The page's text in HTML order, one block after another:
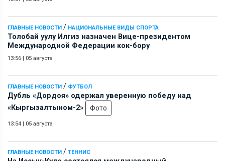
ГЛАВНЫЕ НОВОСТИ / НАЦИОНАЛЬНЫЕ ВИДЫ СПОРТА
Толобай уулу Илгиз назначен Вице-президентом
Международной Федерации кок-бору
13:56 | 05 августа
ГЛАВНЫЕ НОВОСТИ / ФУТБОЛ
Дубль «Дордоя» одержал уверенную победу над
«Кыргызалтыном-2»
Фото
13:54 | 05 августа
ГЛАВНЫЕ НОВОСТИ / ТЕННИС